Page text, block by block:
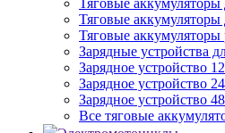
Тяговые
Тяговые аккумуляторы
Тяговые аккумуляторы
Зарядные устройства
Зарядное устройство
Зарядное устройство
Зарядное устройство
Все тяговые